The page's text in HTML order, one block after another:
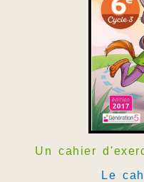
Un cahier
Le